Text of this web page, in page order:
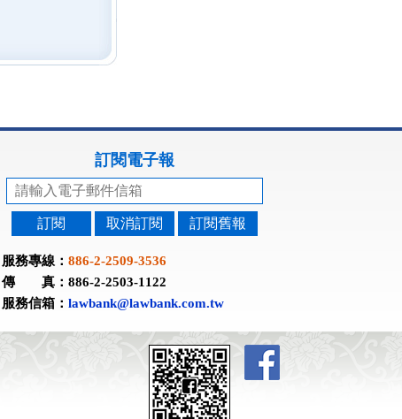
訂閱電子報
訂閱 取消訂閱 訂閱舊報
服務專線： 886-2-2509-3536
傳 真：886-2-2503-1122
服務信箱： lawbank@lawbank.com.tw